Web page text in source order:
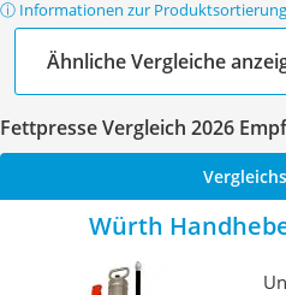
ⓘ Informationen zur
Ähnliche Vergleiche
Fettpresse Vergleich 2026
Würth